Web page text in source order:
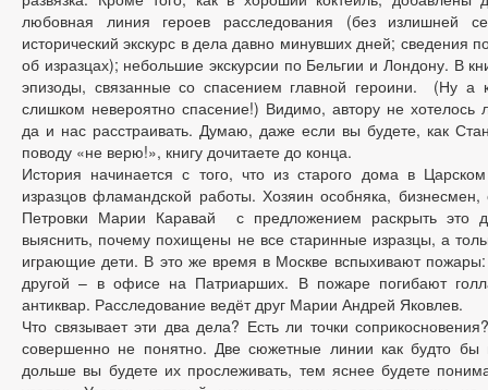
любовная линия героев расследования (без излишней
исторический экскурс в дела давно минувших дней; сведения
об изразцах); небольшие экскурсии по Бельгии и Лондону. В
эпизоды, связанные со спасением главной героини. (Ну а
слишком невероятно спасение!) Видимо, автору не хотелось
да и нас расстраивать. Думаю, даже если вы будете, как
поводу «не верю!», книгу дочитаете до конца.
История начинается с того, что из старого дома в
изразцов фламандской работы. Хозяин особняка,
Петровки Марии Каравай с предложением раскрыть это
выяснить, почему похищены не все старинные изразцы, а
играющие дети. В это же время в Москве вспыхивают
другой – в офисе на Патриарших. В пожаре погибают
антиквар. Расследование ведёт друг Марии Андрей Яковлев.
Что связывает эти два дела? Есть ли точки
совершенно не понятно. Две сюжетные линии как будто бы
дольше вы будете их прослеживать, тем яснее будете